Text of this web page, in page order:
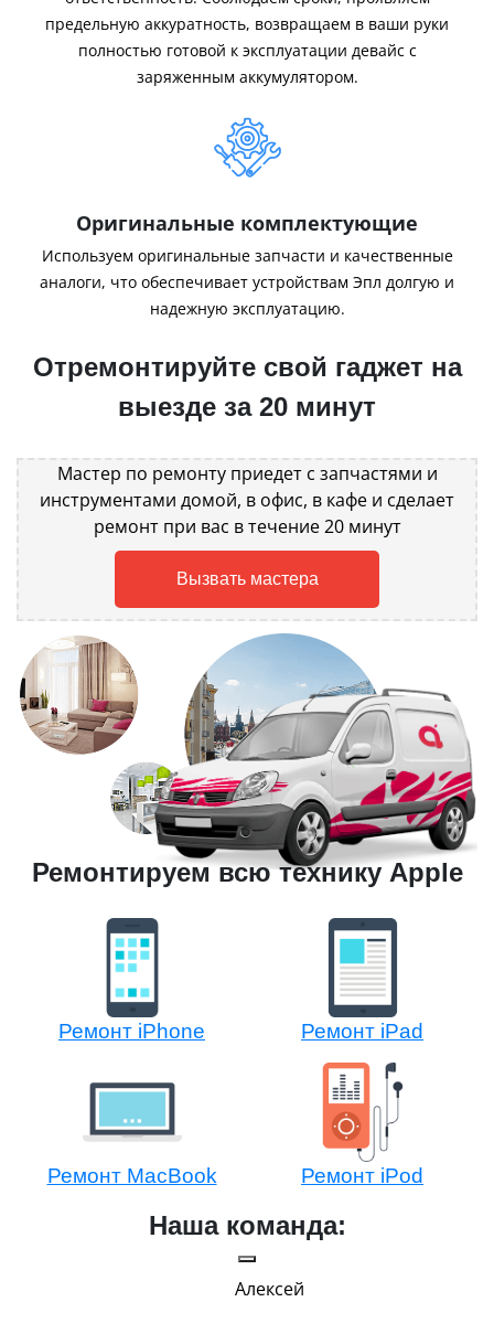
предельную аккуратность, возвращаем в ваши руки
полностью готовой к эксплуатации девайс с
заряженным аккумулятором.
Оригинальные комплектующие
Используем оригинальные запчасти и качественные
аналоги, что обеспечивает устройствам Эпл долгую и
надежную эксплуатацию.
Отремонтируйте свой гаджет на
выезде за 20 минут
Мастер по ремонту приедет с запчастями и
инструментами домой, в офис, в кафе и сделает
ремонт при вас в течение 20 минут
Вызвать мастера
Ремонтируем всю технику Apple
Ремонт iPhone Ремонт iPad
Ремонт MacBook Ремонт iPod
Наша команда:
Алексей